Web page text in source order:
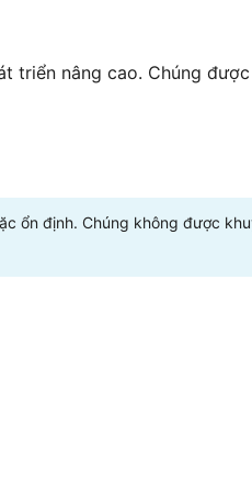
triển nâng cao. Chúng
ổn định. Chúng không được